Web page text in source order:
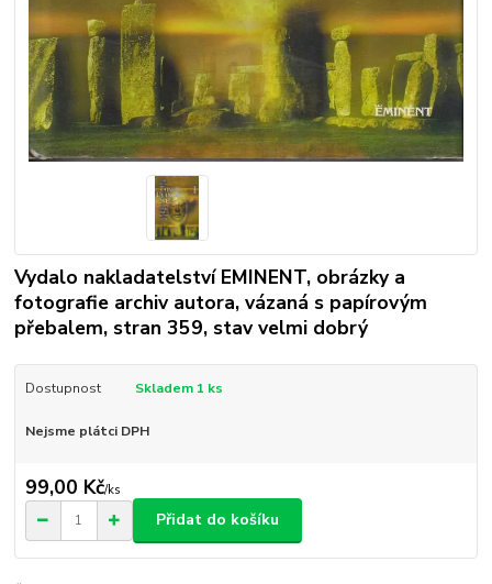
Vydalo nakladatelství EMINENT, obrázky a
fotografie archiv autora, vázaná s papírovým
přebalem, stran 359, stav velmi dobrý
Dostupnost Skladem 1 ks
Nejsme plátci DPH
99,00 Kč/ks
Přidat do košíku